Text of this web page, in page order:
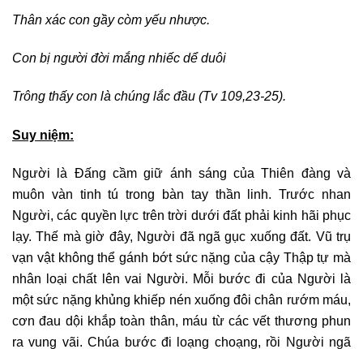
Thân xác con gầy còm yếu nhược.
Con bị người đời mắng nhiếc dể duôi
Trông thấy con là chúng lắc đầu (Tv 109,23-25).
Suy niệm:
Người là Đấng cầm giữ ánh sáng của Thiên đàng và
muôn vàn tinh tú trong bàn tay thần linh. Trước nhan
Người, các quyền lực trên trời dưới đất phải kinh hãi phục
lạy. Thế mà giờ đây, Người đã ngã gục xuống đất. Vũ trụ
vạn vật không thể gánh bớt sức nặng của cậy Thập tự mà
nhân loại chất lên vai Người. Mỗi bước đi của Người là
một sức nặng khủng khiếp nén xuống đôi chân rướm máu,
cơn đau dội khắp toàn thân, máu từ các vết thương phun
ra vung vãi. Chúa bước đi loạng choạng, rồi Người ngã